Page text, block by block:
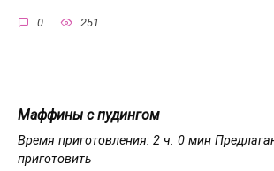
0 251
Маффины с пудингом
Время приготовления: 2 ч. 0 мин
приготовить